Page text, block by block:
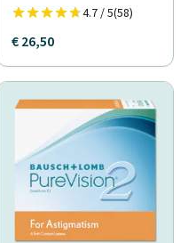
4.7 / 5(58)
€ 26,50